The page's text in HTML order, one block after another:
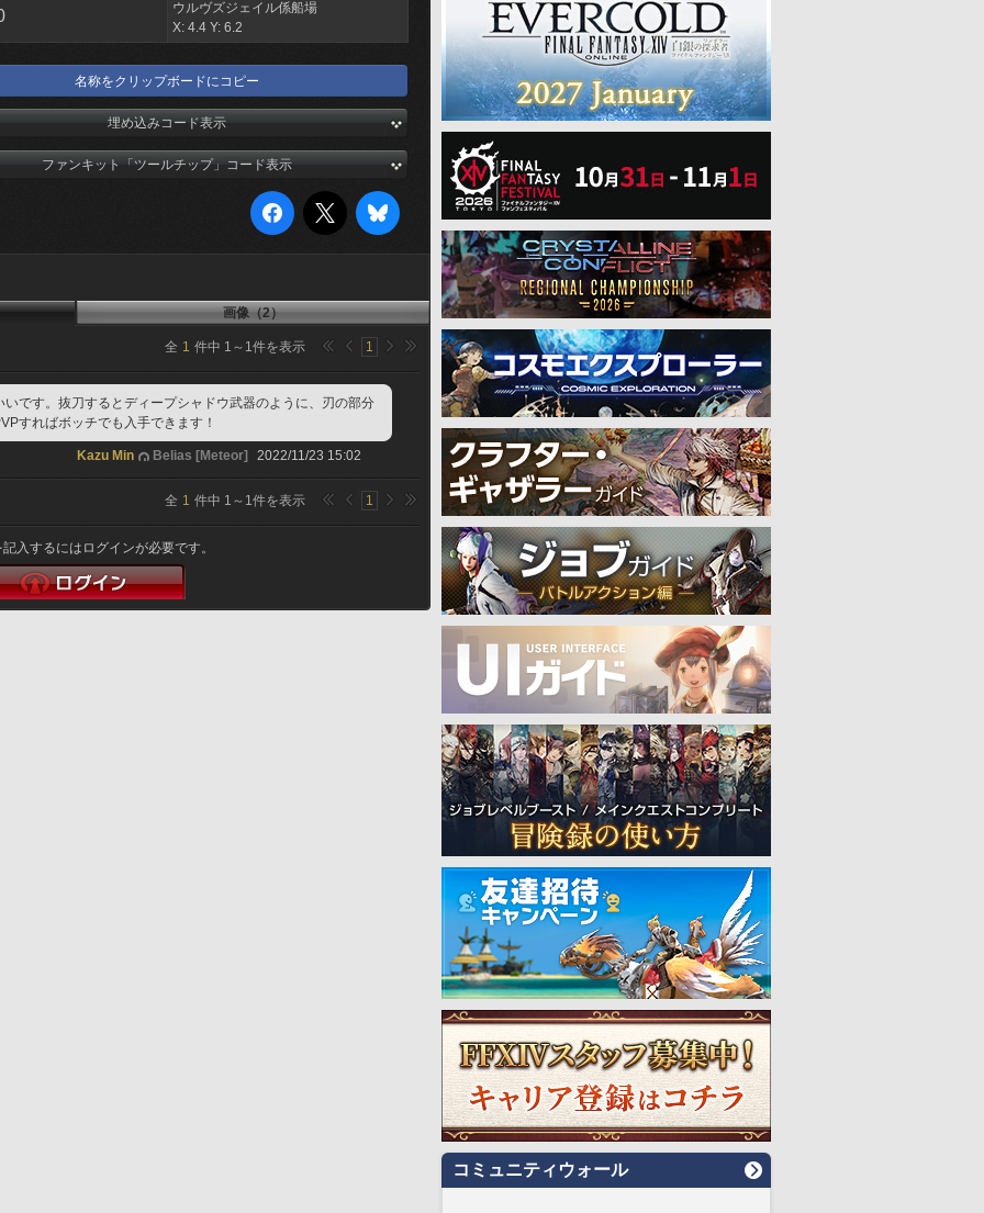
ウルヴズジェイル係船場
X: 4.4 Y: 6.2
名称をクリップボードにコピー
埋め込みコード表示
ファンキット「ツールチップ」コード表示
画像（2）
全 1 件中 1 ～ 1件を表示 1
です。抜刀するとディープシャドウ武器のように、刃の部分
すればボッチでも入手できます！
Kazu Min Belias [Meteor] 2022/11/23 15:02
全 1 件中 1 ～ 1件を表示 1
入するにはログインが必要です。
コミュニティウォール